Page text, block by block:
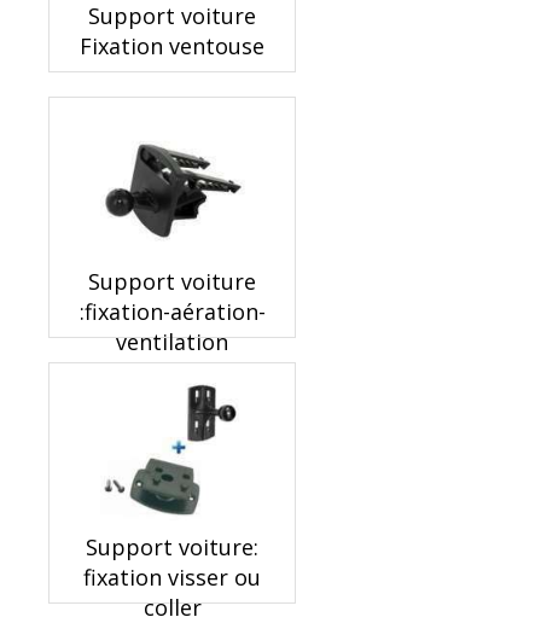
Support voiture
Fixation ventouse
Support voiture
:fixation-aération-
ventilation
Support voiture:
fixation visser ou
coller